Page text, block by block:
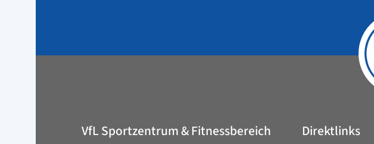
VfL Sportzentrum & Fitnessbereich Direktlinks